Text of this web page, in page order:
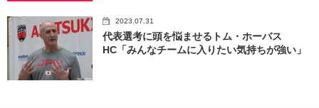
2023.07.31
代表選考に頭を悩ませるトム・ホーバス
HC「みんなチームに入りたい気持ちが強い」